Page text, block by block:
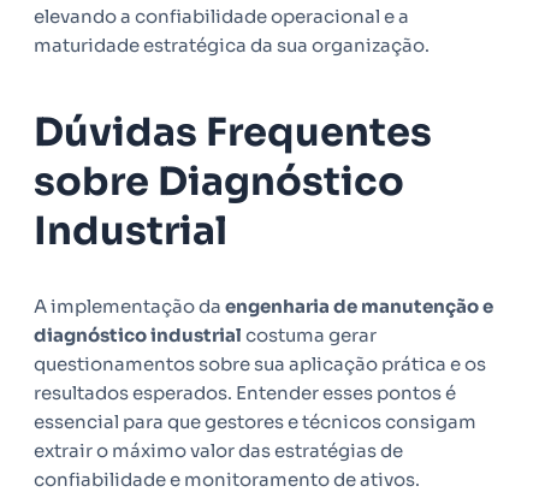
elevando a confiabilidade operacional e a
maturidade estratégica da sua organização.
Dúvidas Frequentes
sobre Diagnóstico
Industrial
A implementação da engenharia de manutenção e
diagnóstico industrial costuma gerar
questionamentos sobre sua aplicação prática e os
resultados esperados. Entender esses pontos é
essencial para que gestores e técnicos consigam
extrair o máximo valor das estratégias de
confiabilidade e monitoramento de ativos.